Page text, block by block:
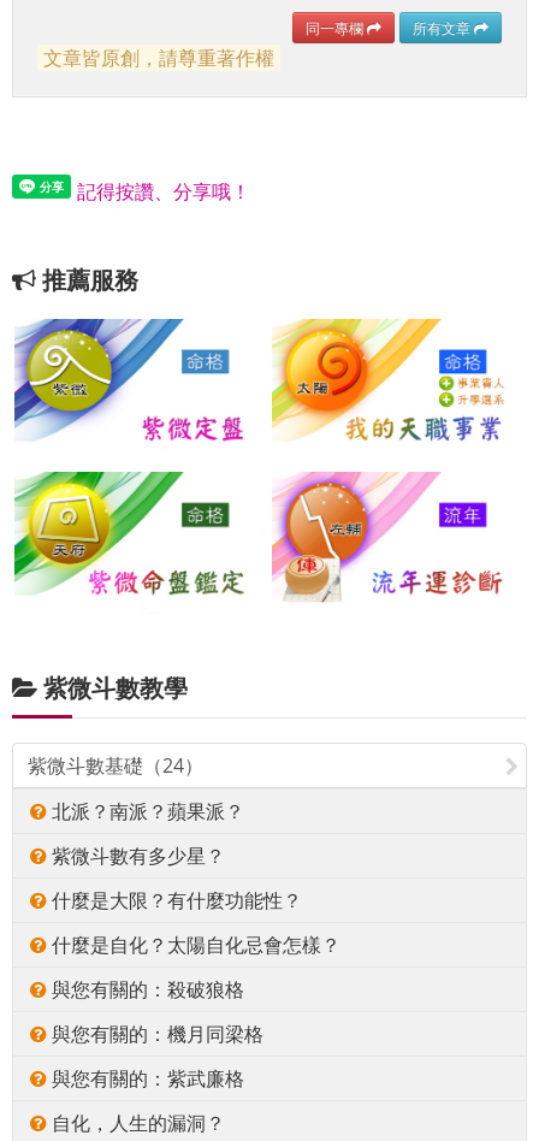
同一專欄 所有文章
文章皆原創，請尊重著作權
記得按讚、分享哦！
推薦服務
紫微斗數教學
紫微斗數基礎（24）
北派？南派？蘋果派？
紫微斗數有多少星？
什麼是大限？有什麼功能性？
什麼是自化？太陽自化忌會怎樣？
與您有關的：殺破狼格
與您有關的：機月同梁格
與您有關的：紫武廉格
自化，人生的漏洞？